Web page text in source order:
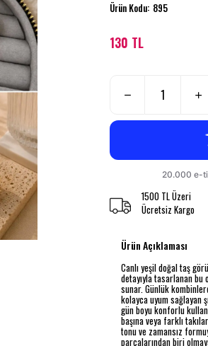
Ürün Kodu: 895
130 TL
1500 TL Üzeri
Ücretsiz Kargo
Ürün Açıklaması
Canlı yeşil doğal taş
detayıyla tasarlanan
sunar. Günlük
kolayca uyum sağlayan
gün boyu konforlu
başına veya farklı
tonu ve zamansız
parçalarından biri